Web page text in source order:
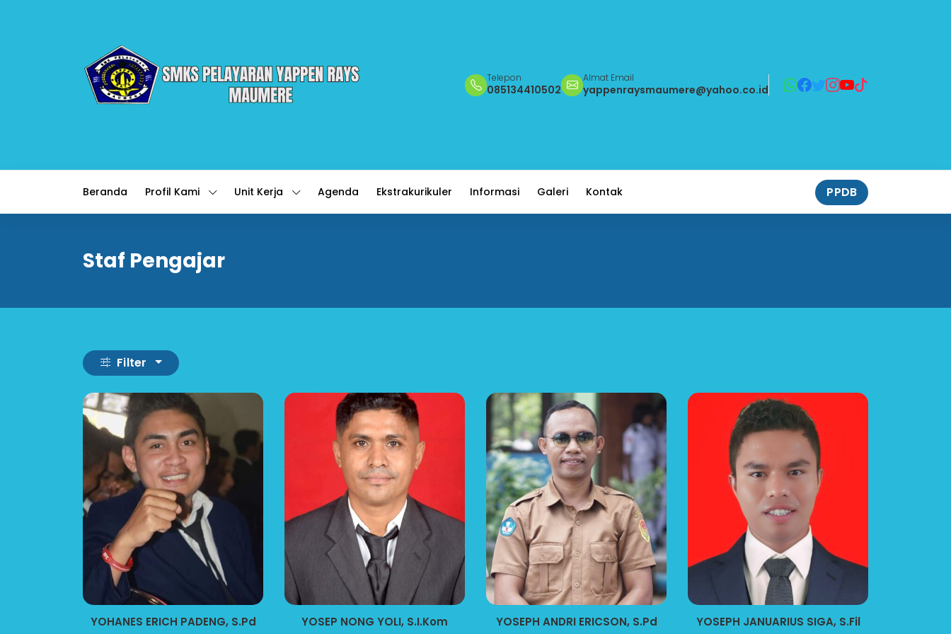
Telepon
085134410502
Almat Email
yappenraysmaumere@yahoo.co.id
Beranda Profil Kami Unit Kerja Agenda Ekstrakurikuler Informasi Galeri Kontak PPDB
Staf Pengajar
Filter
YOHANES ERICH PADENG, S.Pd YOSEP NONG YOLI, S.I.Kom YOSEPH ANDRI ERICSON, S.Pd YOSEPH JANUARIUS SIGA, S.Fil